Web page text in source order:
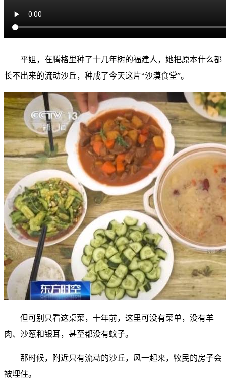
平姐，在腾格里种了十几年树的福建人，她把原本什么都
长不出来的流动沙丘，种成了今天这片“沙漠食堂”。
但可别只看这桌菜，十年前，这里可没有菜单，没有羊
肉、沙葱和银耳，甚至都没有蚊子。
那时候，附近只有流动的沙丘，风一起来，牧民的房子会
被埋住。